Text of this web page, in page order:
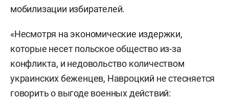
мобилизации избирателей.
«Несмотря на экономические издержки,
которые несет польское общество из-за
конфликта, и недовольство количеством
украинских беженцев, Навроцкий не стесняется
говорить о выгоде военных действий: